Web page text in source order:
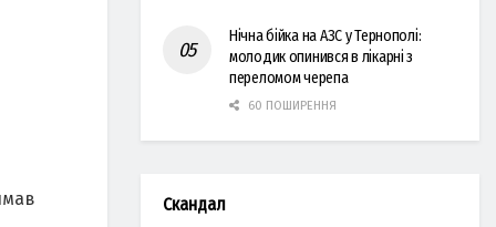
Нічна бійка на АЗС у Тернополі:
молодик опинився в лікарні з
переломом черепа
60 ПОШИРЕННЯ
Скандал